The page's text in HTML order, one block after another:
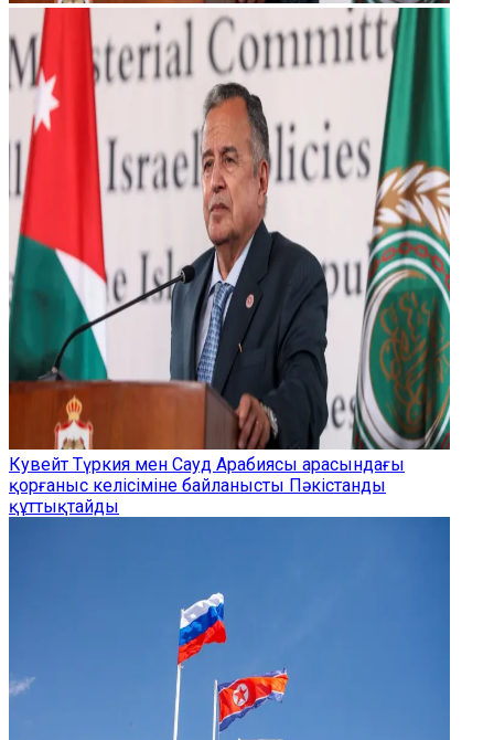
Кувейт Түркия мен Сауд Арабиясы арасындағы
қорғаныс келісіміне байланысты Пәкістанды
құттықтайды